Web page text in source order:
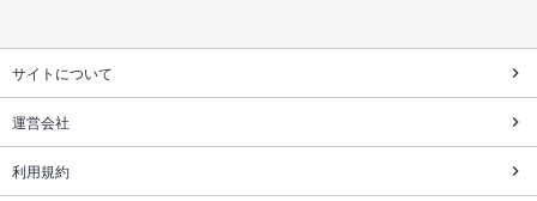
サイトについて
運営会社
利用規約